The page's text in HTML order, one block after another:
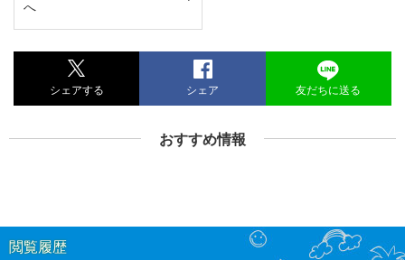
へ
シェアする シェア 友だちに送る
おすすめ情報
閲覧履歴